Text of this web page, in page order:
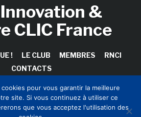
&
CLIC France
! LE CLUB MEMBRES
RNCI
CONTACTS
Innovation & Culture CLIC France /
pour vous garantir la meilleure
site. Si vous continuez à utiliser ce
que vous acceptez l'utilisation des